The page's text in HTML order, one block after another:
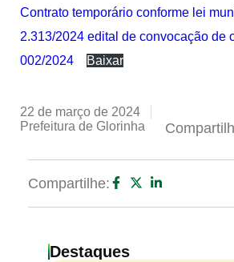
Contrato temporário conforme lei
2.313/2024 edital de convocação de
002/2024
Baixar
22 de março de 2024
Prefeitura de Glorinha
Compartilhe:
Destaques